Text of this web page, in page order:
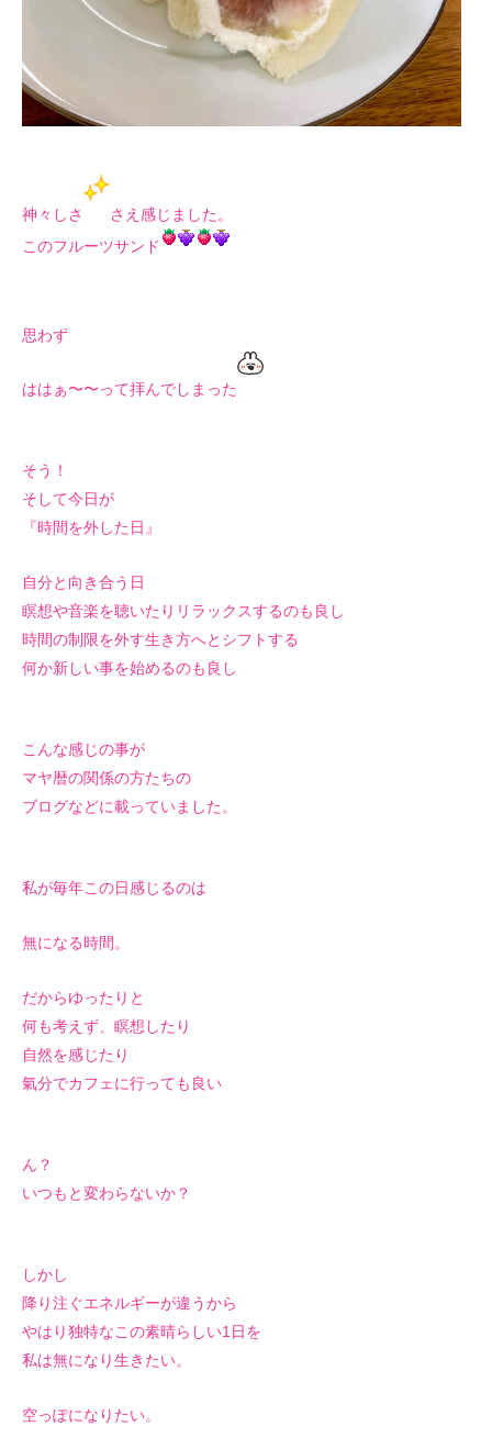
神々しさ
さえ感じました。
このフルーツサンド
思わず
ははぁ〜〜って拝んでしまった
そう！
そして今日が
『時間を外した日』
自分と向き合う日
瞑想や音楽を聴いたりリラックスするのも良し
時間の制限を外す生き方へとシフトする
何か新しい事を始めるのも良し
こんな感じの事が
マヤ暦の関係の方たちの
ブログなどに載っていました。
私が毎年この日感じるのは
無になる時間。
だからゆったりと
何も考えず、瞑想したり
自然を感じたり
氣分でカフェに行っても良い
ん？
いつもと変わらないか？
しかし
降り注ぐエネルギーが違うから
やはり独特なこの素晴らしい1日を
私は無になり生きたい。
空っぽになりたい。